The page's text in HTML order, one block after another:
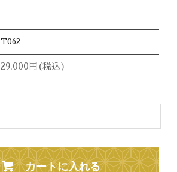
T062
29,000円(税込)
カートに入れる